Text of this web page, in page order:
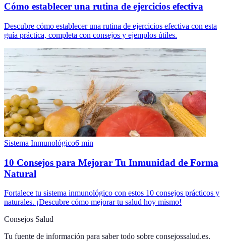
Cómo establecer una rutina de ejercicios efectiva
Descubre cómo establecer una rutina de ejercicios efectiva con esta
guía práctica, completa con consejos y ejemplos útiles.
Sistema Inmunológico6 min
10 Consejos para Mejorar Tu Inmunidad de Forma
Natural
Fortalece tu sistema inmunológico con estos 10 consejos prácticos y
naturales. ¡Descubre cómo mejorar tu salud hoy mismo!
Consejos Salud
Tu fuente de información para saber todo sobre consejossalud.es.